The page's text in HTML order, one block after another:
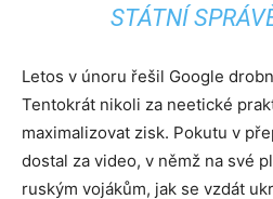
STÁTNÍ
Letos v únoru řešil Google
Tentokrát nikoli za neetické
maximalizovat zisk. Pokutu v
dostal za video, v němž na své
ruským vojákům, jak se vzdát